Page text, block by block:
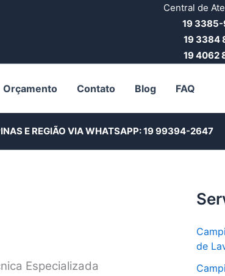
Central de
19
19 3384
19 4062
Orçamento Contato Blog FAQ
E REGIÃO VIA WHATSAPP:19 99394-2647
Especializada
de